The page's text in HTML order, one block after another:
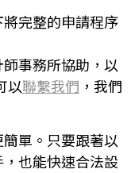
完整的申請程序
事務所協助，以
以聯繫我們 ，我們
單。只要跟著以
也能快速合法設